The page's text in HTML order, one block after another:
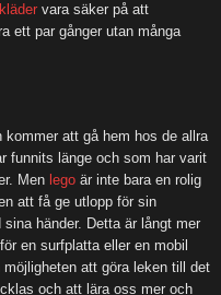
kläder vara säker på att
ett par gånger utan många
att gå hem hos de allra
funnits länge och som har varit
Men lego är inte bara en rolig
att få ge utlopp för sin
händer. Detta är långt mer
en surfplatta eller en mobil
att göra leken till det
och att lära oss mer och